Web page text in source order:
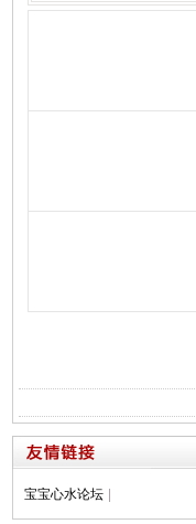
宝宝心水论坛